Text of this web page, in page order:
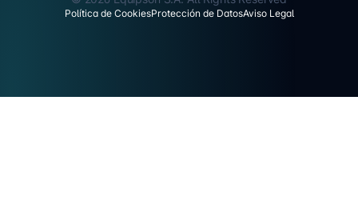
Política de CookiesProtección de DatosAviso Legal